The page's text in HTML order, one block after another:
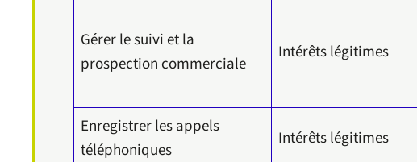
Gérer le suivi et la
prospection commerciale
Intérêts légitimes
Enregistrer les appels
téléphoniques
Intérêts légitimes